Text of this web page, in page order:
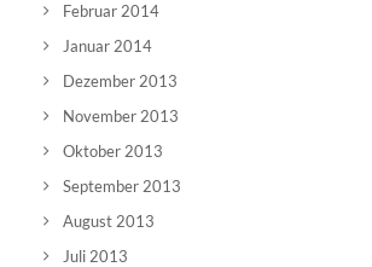
Februar 2014
Januar 2014
Dezember 2013
November 2013
Oktober 2013
September 2013
August 2013
Juli 2013